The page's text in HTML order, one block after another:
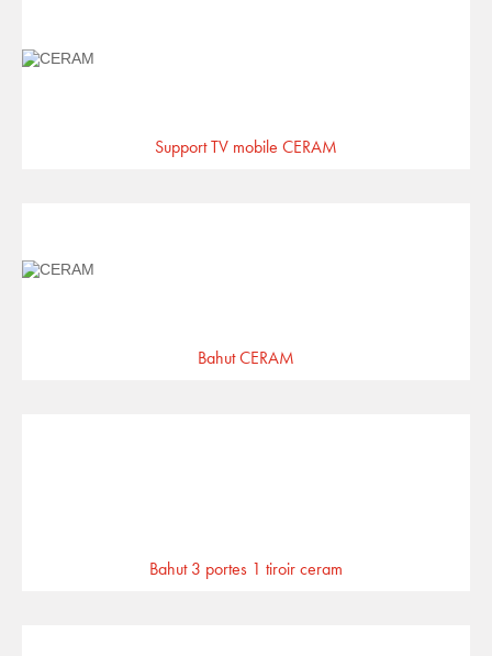
Support TV mobile CERAM
Bahut CERAM
Bahut 3 portes 1 tiroir ceram